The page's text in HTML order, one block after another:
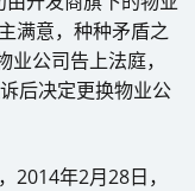
满意，种种矛盾之
公司告上法庭，
后决定更换物业公
2014年2月28日，